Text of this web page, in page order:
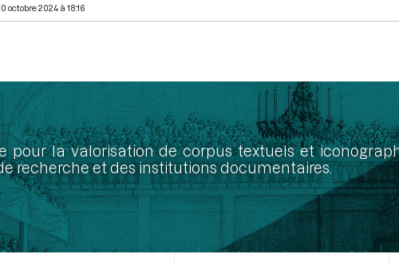
octobre 2024 à 18:16
pour la valorisation de corpus textuels et
recherche et des institutions documentaires.